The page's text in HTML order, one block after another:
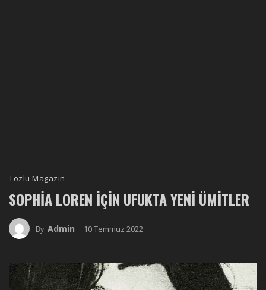
Tozlu Magazin
SOPHIA LOREN İÇIN UFUKTA YENI ÜMITLER
By Admin 10 Temmuz 2022